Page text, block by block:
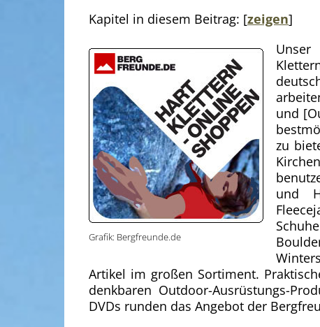
Kapitel in diesem Beitrag: [zeigen]
Grafik: Bergfreunde.de
und
zu
und
Artikel im großen Sortiment.
denkbaren Outdoor-Ausrüstungs-
DVDs runden das Angebot der